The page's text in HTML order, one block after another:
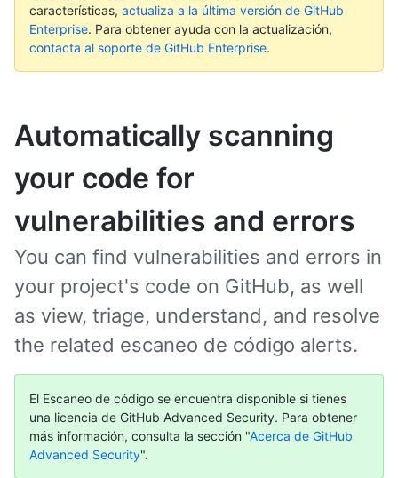
características, actualiza a la última versión de GitHub
Enterprise. Para obtener ayuda con la actualización,
contacta al soporte de GitHub Enterprise.
Automatically scanning
your code for
vulnerabilities and errors
You can find vulnerabilities and errors in
your project's code on GitHub, as well
as view, triage, understand, and resolve
the related escaneo de código alerts.
El Escaneo de código se encuentra disponible si tienes
una licencia de GitHub Advanced Security. Para obtener
más información, consulta la sección "Acerca de GitHub
Advanced Security".